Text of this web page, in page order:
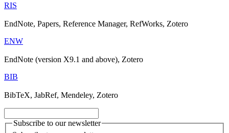
RIS
EndNote, Papers, Reference Manager, RefWorks, Zotero
ENW
EndNote (version X9.1 and above), Zotero
BIB
BibTeX, JabRef, Mendeley, Zotero
Subscribe to our newsletter